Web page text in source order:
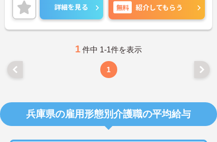
ップを目指せます。日勤のみ、週1日～の勤務が相談
できます。
ご興味のある方には、面接対策ポイントなど、さら
に詳細をお話しいたしますのでお気軽にご相談くだ
詳細を見る 無料 紹介してもらう
1 件中 1-1件を表示
1
兵庫県の雇用形態別介護職の平均給与